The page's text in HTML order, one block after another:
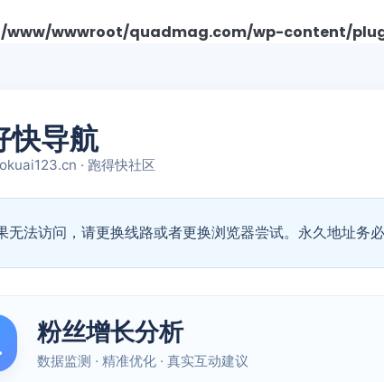
/www/wwwroot/quadmag.com/wp-content/